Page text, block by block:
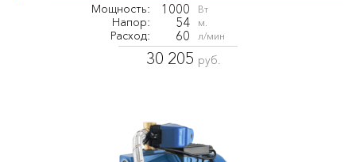
Мощность: 1000 Вт
Напор: 54 м.
Расход: 60 л/мин
30 205 руб.